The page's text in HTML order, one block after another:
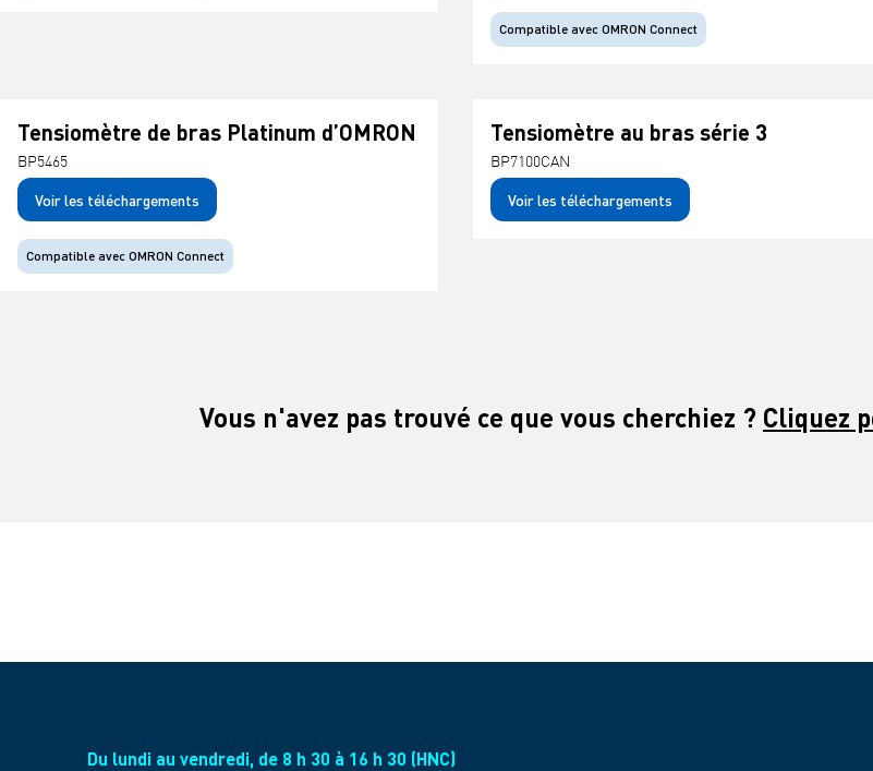
Compatible avec OMRON Connect
Tensiomètre de bras Platinum d’OMRON
BP5465
Voir les téléchargements
Compatible avec OMRON Connect
Tensiomètre au bras série 3
BP7100CAN
Voir les téléchargements
Vous n'avez pas trouvé ce que vous cherchiez ? Cliquez
Du lundi au vendredi, de 8 h 30 à 16 h 30 (HNC)